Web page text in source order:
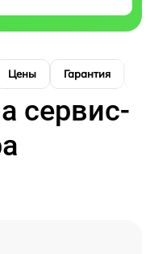
Цены Гарантия
сервис-